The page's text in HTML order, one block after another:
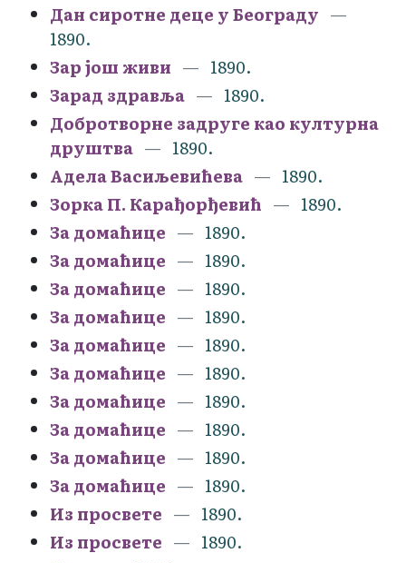
Дан сиротне деце у Београду
1890.
Зар још живи
1890.
Зарад здравља
1890.
Добротворне задруге као културна
друштва
1890.
Адела Васиљевићева
1890.
Зорка П. Карађорђевић
1890.
За домаћице
1890.
За домаћице
1890.
За домаћице
1890.
За домаћице
1890.
За домаћице
1890.
За домаћице
1890.
За домаћице
1890.
За домаћице
1890.
За домаћице
1890.
За домаћице
1890.
Из просвете
1890.
Из просвете
1890.